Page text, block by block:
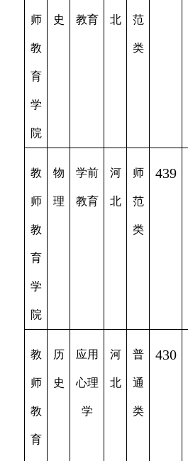
师
教
育
学
院
史 教育 北 范
类
教
师
教
育
学
院
物
理
学前
教育
河
北
师
范
类
439
教
师
教
育
历
史
应用
心理
学
河
北
普
通
类
430